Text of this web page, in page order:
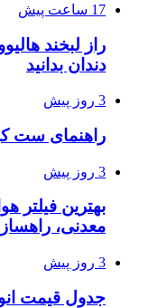
17 ساعت پیش
راز لبخند
دندان بدانید
3 روز پیش
راهنمای ست
3 روز پیش
بهترین فیلتر
معدنی،
3 روز پیش
جدول قیمت